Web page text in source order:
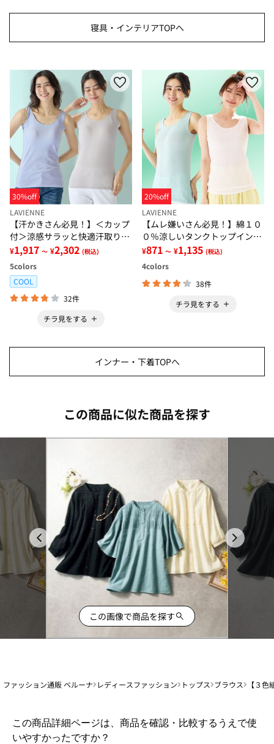
寝具・インテリアTOPへ
30%off
LAVIENNE
【汗かきさん必見！】＜カップ
付＞涼感サラッと快適汗取りタ
ンクトップインナー＜さらりラ
ボ＞
¥1,917 ～ ¥2,302 (税込)
5colors
COOL
32件
チラ見をする
20%off
LAVIENNE
【ムレ嫌いさん必見！】綿１０
０％涼しいタンクトップインナ
ー＜さらりラボ＞
¥871 ～ ¥1,135 (税込)
4colors
38件
チラ見をする
インナー・下着TOPへ
この商品に似た商品を探す
この画像で商品を探す
ファッション通販 ベルーナ レディースファッション トップス ブラウス 【３
この商品詳細ページは、商品を確認・比較するうえで使
いやすかったですか？
1
か